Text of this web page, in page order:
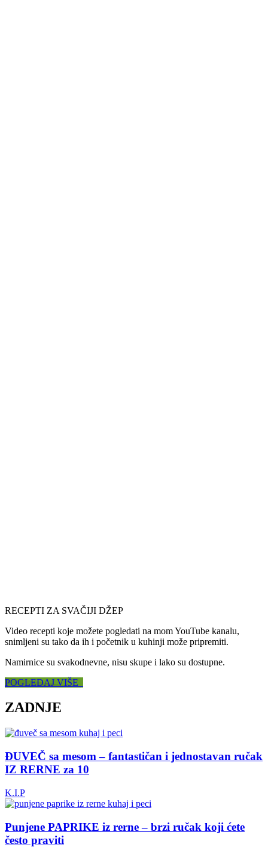
RECEPTI ZA SVAČIJI DŽEP
Video recepti koje možete pogledati na mom YouTube kanalu,
snimljeni su tako da ih i početnik u kuhinji može pripremiti.
Namirnice su svakodnevne, nisu skupe i lako su dostupne.
POGLEDAJ VIŠE
ZADNJE
ĐUVEČ sa mesom – fantastičan i jednostavan ručak
IZ RERNE za 10
K.I.P
Punjene PAPRIKE iz rerne – brzi ručak koji ćete
često praviti